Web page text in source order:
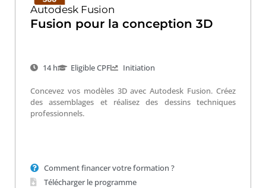
Autodesk Fusion
Fusion pour la conception 3D
14 h Eligible CPF Initiation
Concevez vos modèles 3D avec Autodesk Fusion. Créez
des assemblages et réalisez des dessins techniques
professionnels.
Comment financer votre formation ?
Télécharger le programme